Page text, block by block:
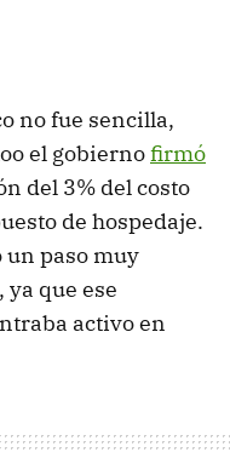
no fue sencilla,
el gobiernofirmó
del 3% del costo
de hospedaje.
paso muy
que ese
activo en